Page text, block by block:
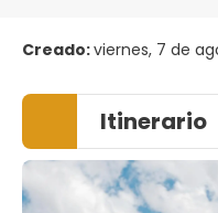
Creado:viernes, 7 de
Itinerario